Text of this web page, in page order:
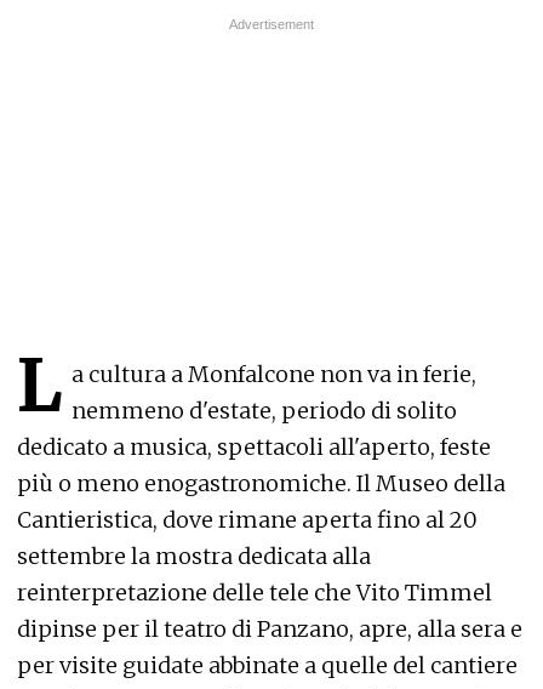
L a cultura a Monfalcone non va in ferie,
nemmeno d'estate, periodo di solito
dedicato a musica, spettacoli all'aperto, feste
più o meno enogastronomiche. Il Museo della
Cantieristica, dove rimane aperta fino al 20
settembre la mostra dedicata alla
reinterpretazione delle tele che Vito Timmel
dipinse per il teatro di Panzano, apre, alla sera e
per visite guidate abbinate a quelle del cantiere